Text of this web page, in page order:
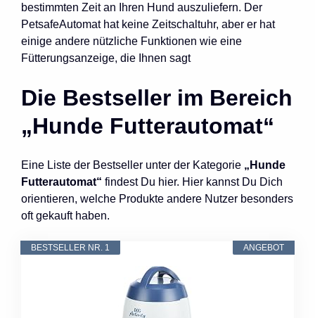
bestimmten Zeit an Ihren Hund auszuliefern. Der
PetsafeAutomat hat keine Zeitschaltuhr, aber er hat
einige andere nützliche Funktionen wie eine
Fütterungsanzeige, die Ihnen sagt
Die Bestseller im Bereich
„Hunde Futterautomat“
Eine Liste der Bestseller unter der Kategorie „Hunde
Futterautomat“ findest Du hier. Hier kannst Du Dich
orientieren, welche Produkte andere Nutzer besonders
oft gekauft haben.
ANGEBOT
BESTSELLER NR. 1